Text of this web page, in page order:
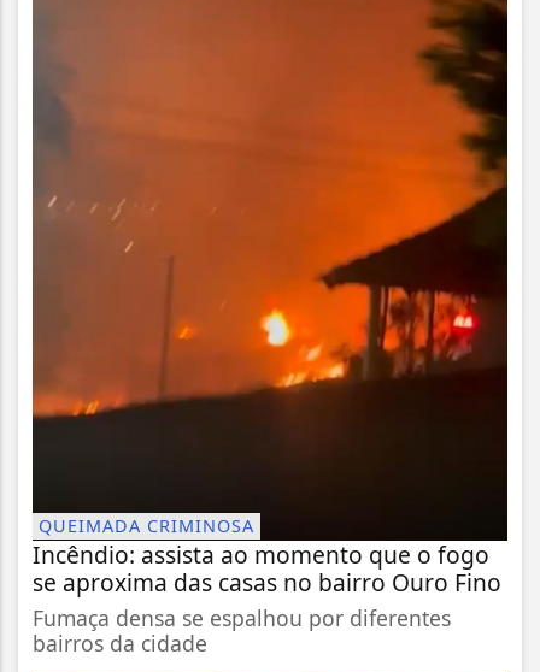
QUEIMADA CRIMINOSA
Incêndio: assista ao momento que o fogo
se aproxima das casas no bairro Ouro Fino
Fumaça densa se espalhou por diferentes
bairros da cidade